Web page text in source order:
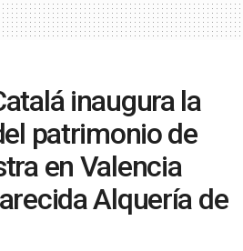
inaugura la
patrimonio de
en Valencia
Alquería de